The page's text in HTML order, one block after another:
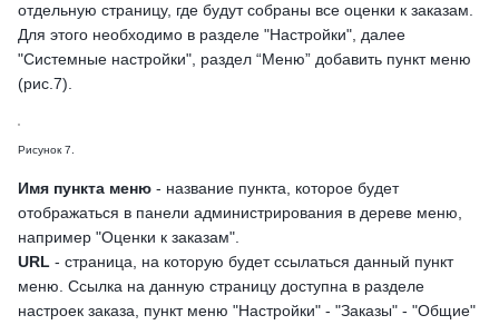
отдельную страницу, где будут собраны все оценки к заказам.
Для этого необходимо в разделе "Настройки", далее
"Системные настройки", раздел “Меню” добавить пункт меню
(рис.7).
Рисунок 7.
Имя пункта меню - название пункта, которое будет
отображаться в панели администрирования в дереве меню,
например "Оценки к заказам".
URL - страница, на которую будет ссылаться данный пункт
меню. Ссылка на данную страницу доступна в разделе
настроек заказа, пункт меню "Настройки" - "Заказы" - "Общие"